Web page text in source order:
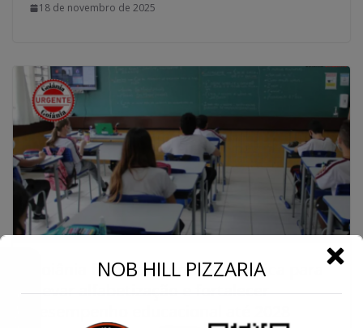
18 de novembro de 2025
Goiânia firma parceria estratégica para
elevar alfabetização e fortalecer
NOB HILL PIZZARIA